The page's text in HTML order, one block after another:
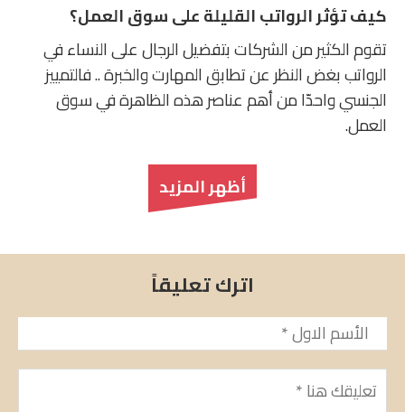
كيف تؤثر الرواتب القليلة على سوق العمل؟
تقوم الكثير من الشركات بتفضيل الرجال على النساء في
الرواتب بغض النظر عن تطابق المهارت والخبرة .. فالتمييز
الجنسي واحدّا من أهم عناصر هذه الظاهرة في سوق
العمل.
أظهر المزيد
اترك تعليقاً
الأسم*
تعليق